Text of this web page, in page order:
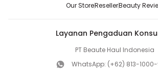
Our StoreResellerBeauty
Layanan Pengaduan
PT Beaute Haul Indonesia
WhatsApp: (+62) 813-